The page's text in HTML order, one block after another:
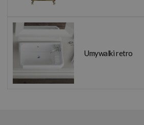
Umywalki retro